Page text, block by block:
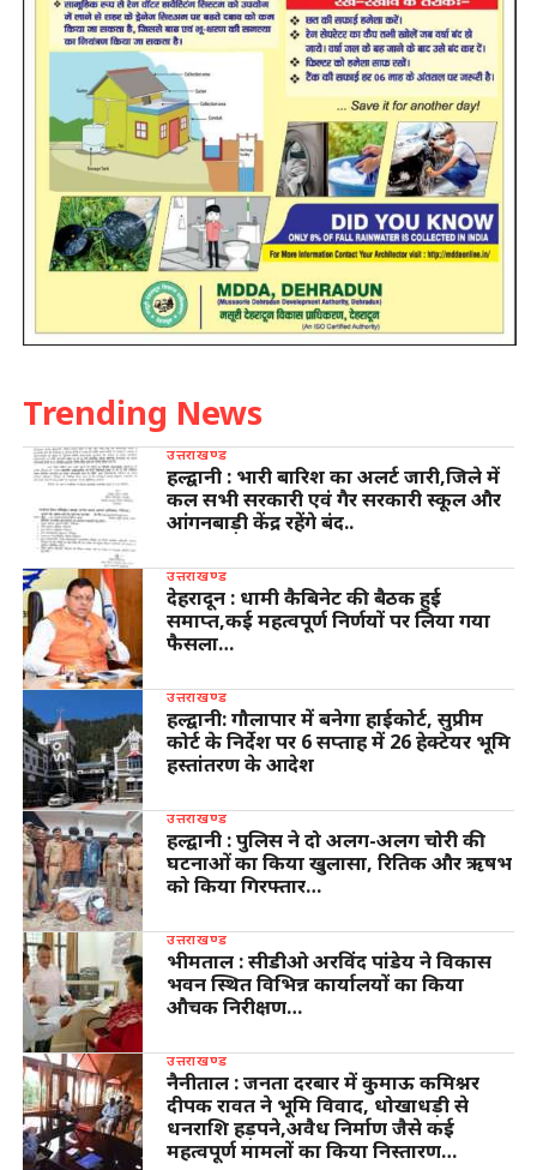
Trending News
उत्तराखण्ड
हल्द्वानी : भारी बारिश का अलर्ट जारी,जिले में
कल सभी सरकारी एवं गैर सरकारी स्कूल और
आंगनबाड़ी केंद्र रहेंगे बंद..
उत्तराखण्ड
देहरादून : धामी कैबिनेट की बैठक हुई
समाप्त,कई महत्वपूर्ण निर्णयों पर लिया गया
फैसला…
उत्तराखण्ड
हल्द्वानी: गौलापार में बनेगा हाईकोर्ट, सुप्रीम
कोर्ट के निर्देश पर 6 सप्ताह में 26 हेक्टेयर भूमि
हस्तांतरण के आदेश
उत्तराखण्ड
हल्द्वानी : पुलिस ने दो अलग-अलग चोरी की
घटनाओं का किया खुलासा, रितिक और ऋषभ
को किया गिरफ्तार…
उत्तराखण्ड
भीमताल : सीडीओ अरविंद पांडेय ने विकास
भवन स्थित विभिन्न कार्यालयों का किया
औचक निरीक्षण…
उत्तराखण्ड
नैनीताल : जनता दरबार में कुमाऊ कमिश्नर
दीपक रावत ने भूमि विवाद, धोखाधड़ी से
धनराशि हड़पने,अवैध निर्माण जैसे कई
महत्वपूर्ण मामलों का किया निस्तारण…